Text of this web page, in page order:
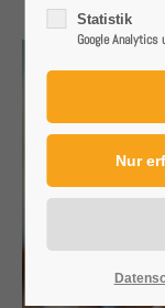
Passwort
Register|Lost
Support
Statistik
Google Analytics